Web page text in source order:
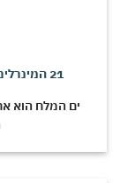
ים המלח הוא אחד